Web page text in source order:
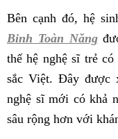
Bên cạnh đó, hệ
Binh Toàn Năng
thế hệ nghệ sĩ trẻ
sắc Việt. Đây được
nghệ sĩ mới có khả
sâu rộng hơn với